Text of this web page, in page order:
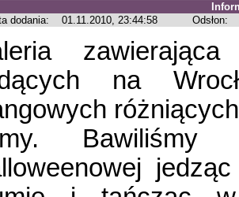
dodania:
01.11.2010, 23:44:58 Odsłon:
na